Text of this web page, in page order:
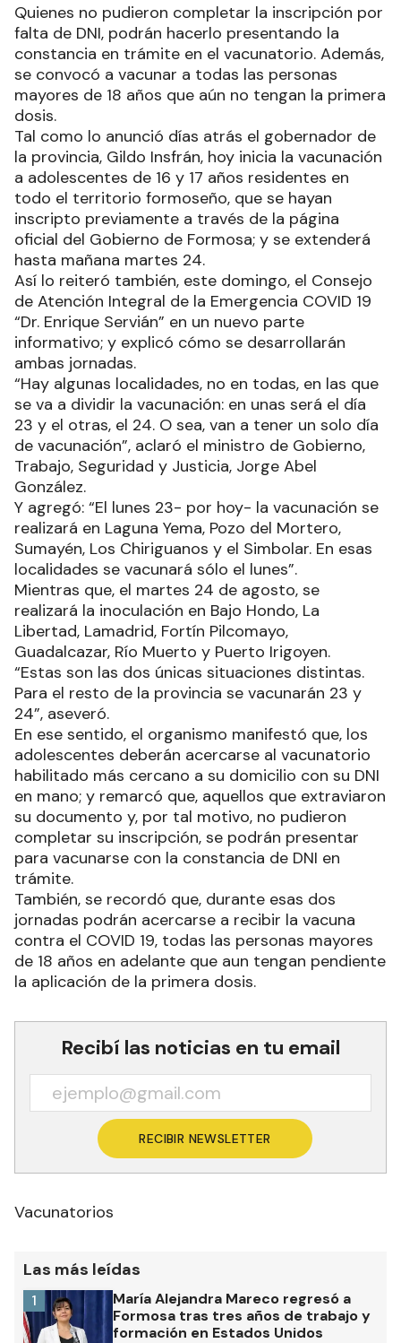
Quienes no pudieron completar la inscripción por
falta de DNI, podrán hacerlo presentando la
constancia en trámite en el vacunatorio. Además,
se convocó a vacunar a todas las personas
mayores de 18 años que aún no tengan la primera
dosis.
Tal como lo anunció días atrás el gobernador de
la provincia, Gildo Insfrán, hoy inicia la vacunación
a adolescentes de 16 y 17 años residentes en
todo el territorio formoseño, que se hayan
inscripto previamente a través de la página
oficial del Gobierno de Formosa; y se extenderá
hasta mañana martes 24.
Así lo reiteró también, este domingo, el Consejo
de Atención Integral de la Emergencia COVID 19
“Dr. Enrique Servián” en un nuevo parte
informativo; y explicó cómo se desarrollarán
ambas jornadas.
“Hay algunas localidades, no en todas, en las que
se va a dividir la vacunación: en unas será el día
23 y el otras, el 24. O sea, van a tener un solo día
de vacunación”, aclaró el ministro de Gobierno,
Trabajo, Seguridad y Justicia, Jorge Abel
González.
Y agregó: “El lunes 23- por hoy- la vacunación se
realizará en Laguna Yema, Pozo del Mortero,
Sumayén, Los Chiriguanos y el Simbolar. En esas
localidades se vacunará sólo el lunes”.
Mientras que, el martes 24 de agosto, se
realizará la inoculación en Bajo Hondo, La
Libertad, Lamadrid, Fortín Pilcomayo,
Guadalcazar, Río Muerto y Puerto Irigoyen.
“Estas son las dos únicas situaciones distintas.
Para el resto de la provincia se vacunarán 23 y
24”, aseveró.
En ese sentido, el organismo manifestó que, los
adolescentes deberán acercarse al vacunatorio
habilitado más cercano a su domicilio con su DNI
en mano; y remarcó que, aquellos que extraviaron
su documento y, por tal motivo, no pudieron
completar su inscripción, se podrán presentar
para vacunarse con la constancia de DNI en
trámite.
También, se recordó que, durante esas dos
jornadas podrán acercarse a recibir la vacuna
contra el COVID 19, todas las personas mayores
de 18 años en adelante que aun tengan pendiente
la aplicación de la primera dosis.
Recibí las noticias en tu email
RECIBIR NEWSLETTER
Vacunatorios
Las más leídas
María Alejandra Mareco regresó a
Formosa tras tres años de trabajo y
formación en Estados Unidos
1